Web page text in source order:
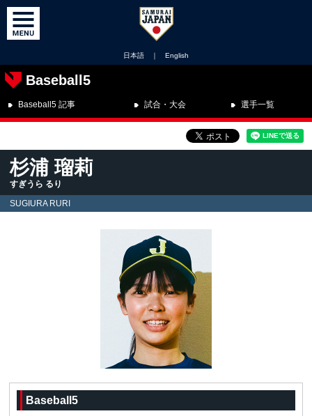
日本語 ｜ English
Baseball5
Baseball5 記事 試合・大会 選手一覧
杉浦 瑠莉
すぎうら るり
SUGIURA RURI
Baseball5